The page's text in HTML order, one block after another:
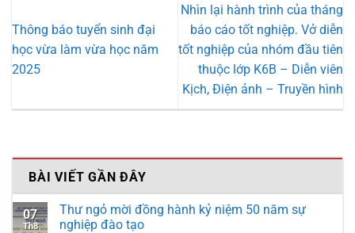
Thông báo tuyển sinh đại
học vừa làm vừa học năm
2025
Nhìn lại hành trình của tháng
báo cáo tốt nghiệp. Vở diễn
tốt nghiệp của nhóm đầu tiên
thuộc lớp K6B – Diễn viên
Kịch, Điện ảnh – Truyền hình
BÀI VIẾT GẦN ĐÂY
07
Th8
Thư ngỏ mời đồng hành kỷ niệm 50 năm sự
nghiệp đào tạo